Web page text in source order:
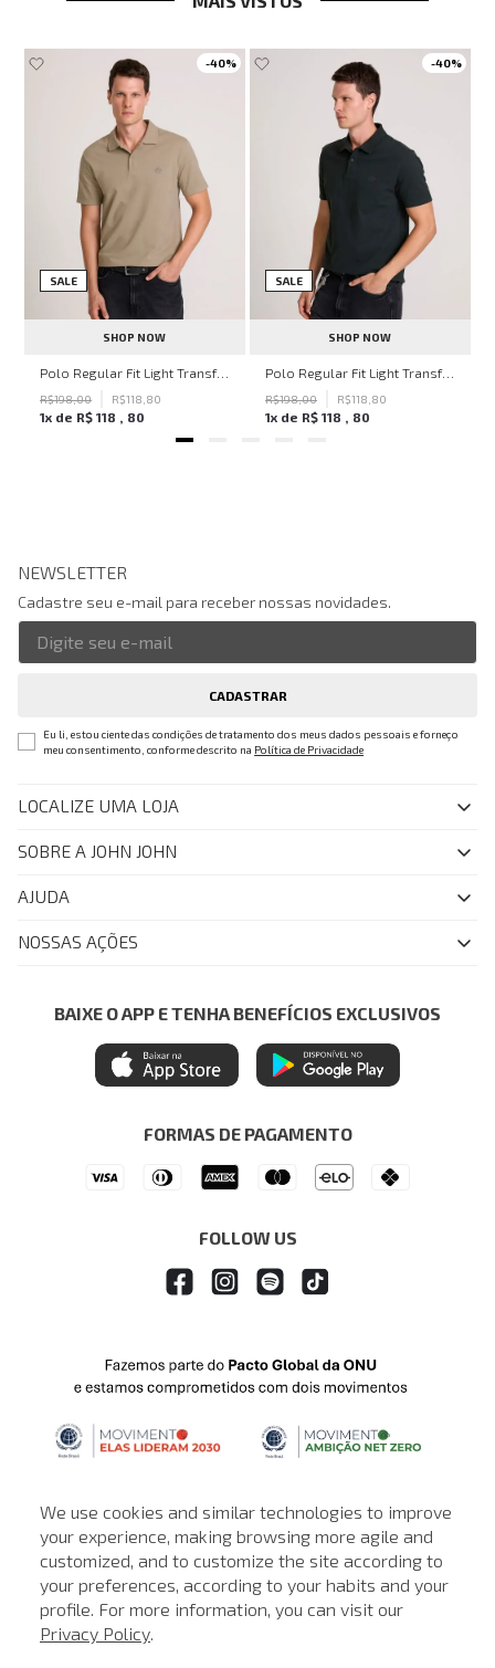
We use cookies and similar technologies to improve
your experience, making browsing more agile and
customized, and to customize the site according to
your preferences, according to your habits and your
profile. For more information, you can visit our
Privacy Policy.
-40%
SALE
SHOP NOW
Polo Regular Fit Light Transfer Bege Médio John John Masculina
R$198,00 R$118 80
1x de R$ 118 80
-40%
SALE
SHOP NOW
Polo Regular Fit Light Transfer Verde Escuro John John Masculina
R$198,00 R$118 80
1x de R$ 118 80
NEWSLETTER
Cadastre seu e-mail para receber nossas novidades.
CADASTRAR
Eu li, estou ciente das condições de tratamento dos meus dados pessoais e forneço
meu consentimento, conforme descrito na Política de Privacidade
LOCALIZE UMA LOJA
SOBRE A JOHN JOHN
Quem Somos
John John Club
Painel de Privacidade
Central de Preferências
Ética e Sustentabilidade
AJUDA
FAQ
Regulamentos
Seja um Revendedor
NOSSAS AÇÕES
Azul Fidelidade
Mastercard
Itau Personnalite
BAIXE O APP E TENHA BENEFÍCIOS EXCLUSIVOS
FORMAS DE PAGAMENTO
FOLLOW US
© © Copyright 2000-2026 - Todos os direitos reservados. A Loja de
John John reserva-se no direito de corrigir ou alterar informações